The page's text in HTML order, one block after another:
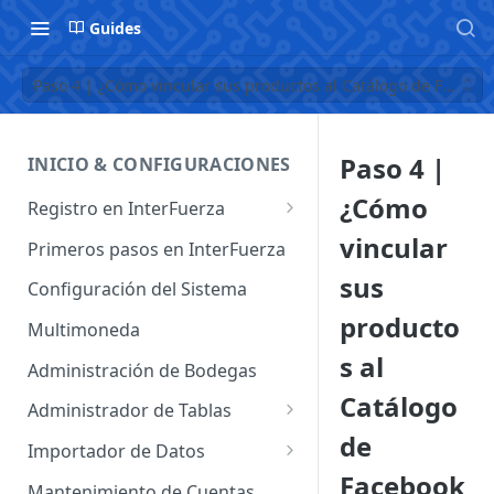
Guides
Paso 4 | ¿Cómo vincular sus productos al Catálogo de
INICIO & CONFIGURACIONES
Registro en InterFuerza
Iniciar Sesión en InterFuerza
Recuperar Contraseña
Cómo pagar en línea sus
Primeros pasos en InterFuerza
Configuración del Sistema
Multimoneda
Administración de Bodegas
Administrador de Tablas
Administrador de Tablas de
Clientes
Importador de Datos
Importador de Cuentas
Paso 4 |
¿Cómo
vincular
sus
producto
s al
Catálogo
de
Facebook